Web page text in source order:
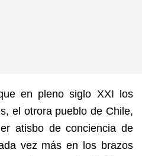
en pleno siglo XXI los
el otrora pueblo de Chile,
atisbo de conciencia de
vez más en los brazos